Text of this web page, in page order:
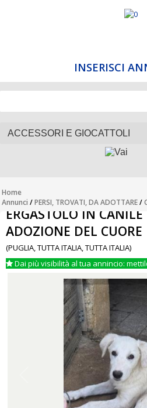
INSERISCI
Home
Annunci /PERSI, TROVATI, DA ADOTTARE/
ERGASTOLO IN
ADOZIONE DEL CUORE
(PUGLIA, TUTTA ITALIA, TUTTA ITALIA)
Dai più visibilità al tua annincio: